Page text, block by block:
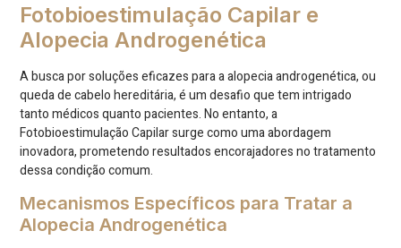
Fotobioestimulação Capilar e
Alopecia Androgenética
A busca por soluções eficazes para a alopecia androgenética, ou
queda de cabelo hereditária, é um desafio que tem intrigado
tanto médicos quanto pacientes. No entanto, a
Fotobioestimulação Capilar surge como uma abordagem
inovadora, prometendo resultados encorajadores no tratamento
dessa condição comum.
Mecanismos Específicos para Tratar a
Alopecia Androgenética